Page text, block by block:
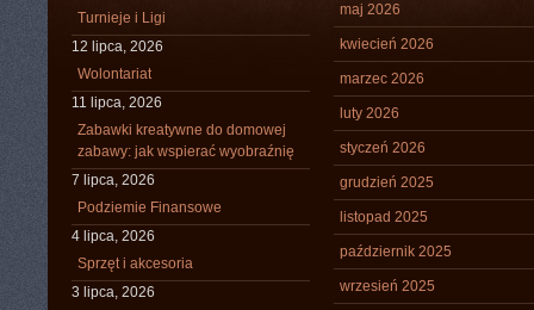
Turnieje i Ligi
12 lipca, 2026
Wolontariat
11 lipca, 2026
Zabawki kreatywne do domowej
zabawy: jak wspierać wyobraźnię
7 lipca, 2026
Podziemie Finansowe
4 lipca, 2026
Sprzęt i akcesoria
3 lipca, 2026
maj 2026
kwiecień 2026
marzec 2026
luty 2026
styczeń 2026
grudzień 2025
listopad 2025
październik 2025
wrzesień 2025